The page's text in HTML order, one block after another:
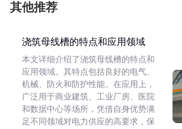
其他推荐
浇筑母线槽的特点和应用领域
本文详细介绍了浇筑母线槽的特点和
应用领域。其特点包括良好的电气、
机械、防火和防护性能。在应用上，
广泛用于商业建筑、工业厂房、医院
和数据中心等场所，凭借自身优势满
足不同领域对电力供应的高要求，保